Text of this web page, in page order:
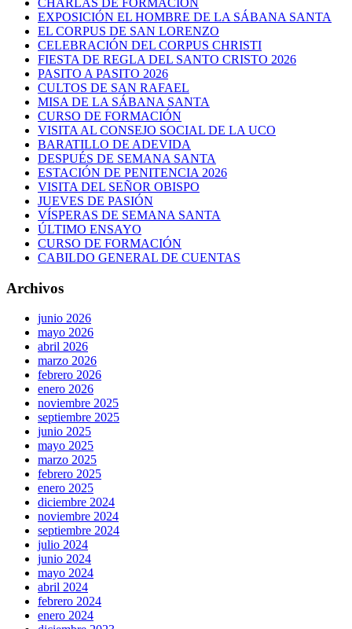
CHARLAS DE FORMACIÓN
EXPOSICIÓN EL HOMBRE DE LA SÁBANA SANTA
EL CORPUS DE SAN LORENZO
CELEBRACIÓN DEL CORPUS CHRISTI
FIESTA DE REGLA DEL SANTO CRISTO 2026
PASITO A PASITO 2026
CULTOS DE SAN RAFAEL
MISA DE LA SÁBANA SANTA
CURSO DE FORMACIÓN
VISITA AL CONSEJO SOCIAL DE LA UCO
BARATILLO DE ADEVIDA
DESPUÉS DE SEMANA SANTA
ESTACIÓN DE PENITENCIA 2026
VISITA DEL SEÑOR OBISPO
JUEVES DE PASIÓN
VÍSPERAS DE SEMANA SANTA
ÚLTIMO ENSAYO
CURSO DE FORMACIÓN
CABILDO GENERAL DE CUENTAS
Archivos
junio 2026
mayo 2026
abril 2026
marzo 2026
febrero 2026
enero 2026
noviembre 2025
septiembre 2025
junio 2025
mayo 2025
marzo 2025
febrero 2025
enero 2025
diciembre 2024
noviembre 2024
septiembre 2024
julio 2024
junio 2024
mayo 2024
abril 2024
febrero 2024
enero 2024